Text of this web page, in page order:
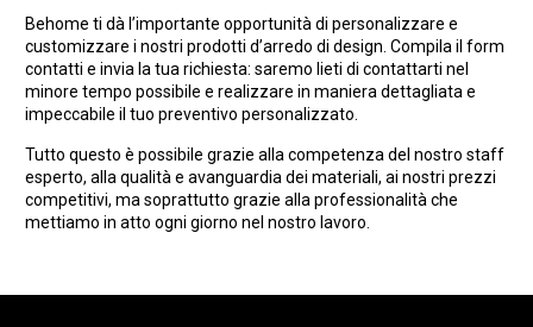
Behome ti dà l’importante opportunità di personalizzare e
customizzare i nostri prodotti d’arredo di design. Compila il form
contatti e invia la tua richiesta: saremo lieti di contattarti nel
minore tempo possibile e realizzare in maniera dettagliata e
impeccabile il tuo preventivo personalizzato.
Tutto questo è possibile grazie alla competenza del nostro staff
esperto, alla qualità e avanguardia dei materiali, ai nostri prezzi
competitivi, ma soprattutto grazie alla professionalità che
mettiamo in atto ogni giorno nel nostro lavoro.